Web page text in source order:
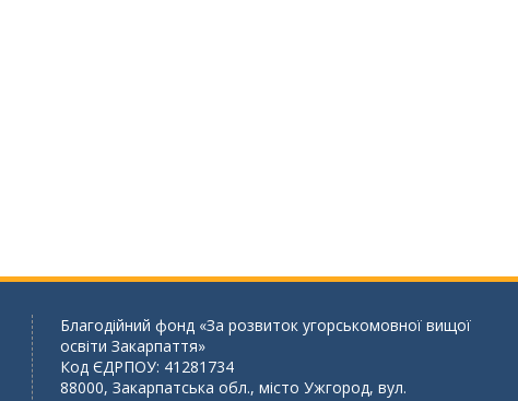
Благодійний фонд «За розвиток угорськомовної вищої
освіти Закарпаття»
Код ЄДРПОУ: 41281734
88000, Закарпатська обл., місто Ужгород, вул.